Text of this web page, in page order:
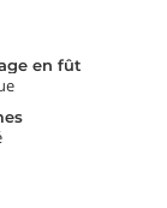
en fût